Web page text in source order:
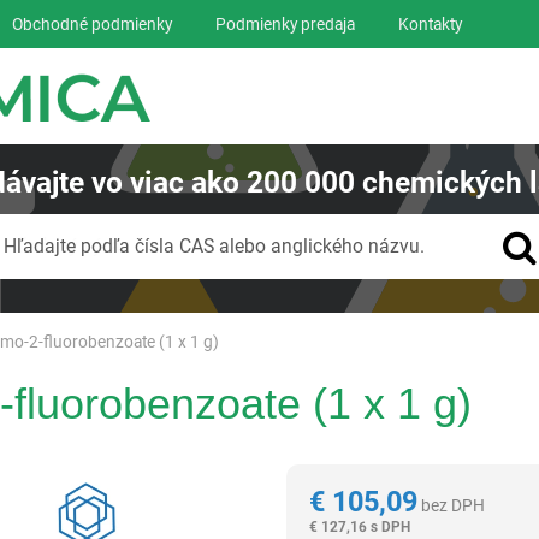
2-fluorobenzoate (1 x 1 g)
(1 x 1 g)
€105,09 bez DPH
€ 127,16 s DPH
Obchodné podmienky Podmienky predaja Kontakty
vo viac ako200 000 chemických
Hľadajte podľa čísla CAS alebo anglického názvu.